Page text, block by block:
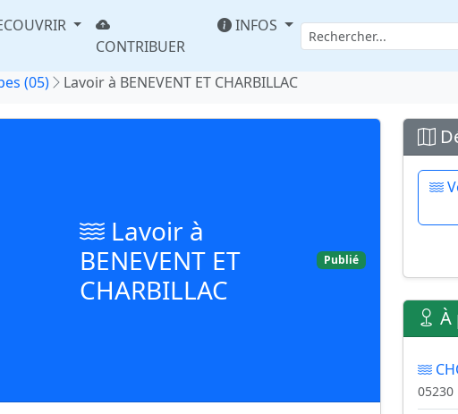
CONTRIBUER
INFOS
(05) Lavoir à BENEVENT ET CHARBILLAC
Lavoir à
BENEVENT ET
CHARBILLAC
Publié
À
05230